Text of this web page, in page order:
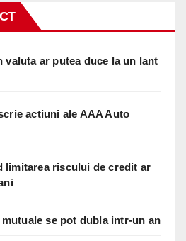
valuta ar putea duce la un lant
actiuni ale AAA Auto
limitarea riscului de credit ar
se pot dubla intr-un an